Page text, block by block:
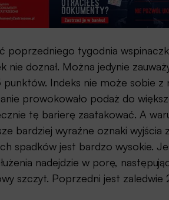
poprzedniego tygodnia
nie doznał. Można jedynie
punktów. Indeks nie może sobie
prowokowało podaż do
tę barierę zaatakować. A
bardziej wyraźne oznaki wyjścia
spadków jest bardzo wysokie.
nadejdzie w porę,
szczyt. Poprzedni jest zaledwie